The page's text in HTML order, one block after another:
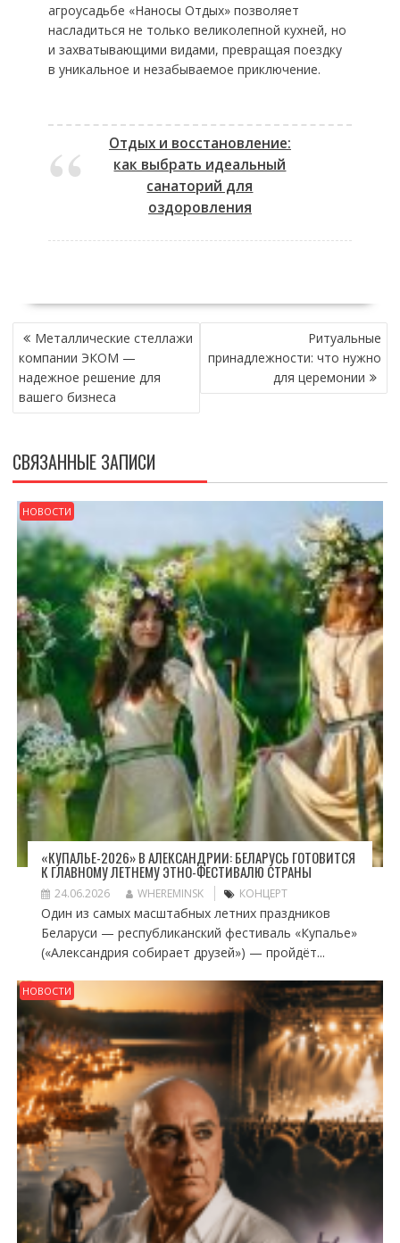
агроусадьбе «Наносы Отдых» позволяет
насладиться не только великолепной кухней, но
и захватывающими видами, превращая поездку
в уникальное и незабываемое приключение.
Отдых и восстановление:
как выбрать идеальный
санаторий для
оздоровления
НАВИГАЦИЯ
ПО
ЗАПИСЯМ
Металлические стеллажи
компании ЭКОМ —
надежное решение для
вашего бизнеса
Ритуальные
принадлежности: что нужно
для церемонии
СВЯЗАННЫЕ ЗАПИСИ
НОВОСТИ
«КУПАЛЬЕ-2026» В АЛЕКСАНДРИИ: БЕЛАРУСЬ ГОТОВИТСЯ
К ГЛАВНОМУ ЛЕТНЕМУ ЭТНО-ФЕСТИВАЛЮ СТРАНЫ
24.06.2026 WHEREMINSK КОНЦЕРТ
Один из самых масштабных летних праздников
Беларуси — республиканский фестиваль «Купалье»
(«Александрия собирает друзей») — пройдёт...
НОВОСТИ